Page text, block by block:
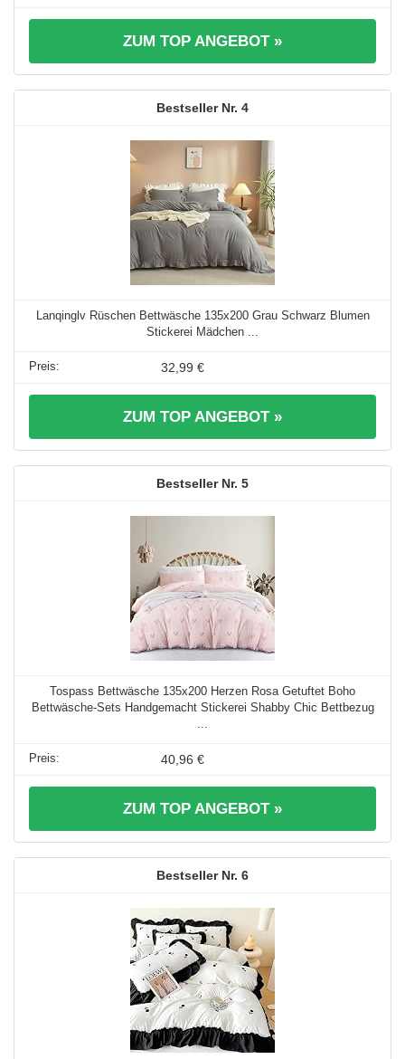
ZUM TOP ANGEBOT »
4
Lanqinglv Rüschen Bettwäsche 135x200 Grau Schwarz Blumen
Stickerei Mädchen ...
32,99 €
ZUM TOP ANGEBOT »
5
Tospass Bettwäsche 135x200 Herzen Rosa Getuftet Boho
Bettwäsche-Sets Handgemacht Stickerei Shabby Chic Bettbezug
40,96 €
ZUM TOP ANGEBOT »
6